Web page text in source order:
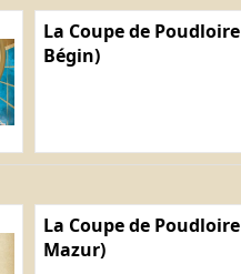
La Coupe de
Bégin)
La Coupe de
Mazur)